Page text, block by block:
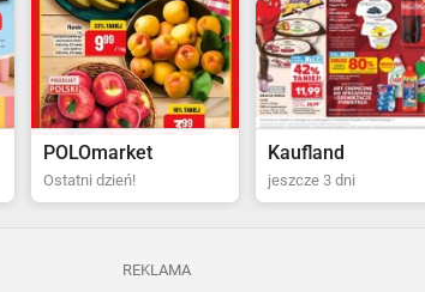
Kaufland
jeszcze 3 dni
Biedronka
Ostatni dzień!
REKLAMA